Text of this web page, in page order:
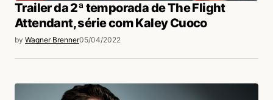
Trailer da 2ª temporada de The Flight
Attendant, série com Kaley Cuoco
by Wagner Brenner05/04/2022